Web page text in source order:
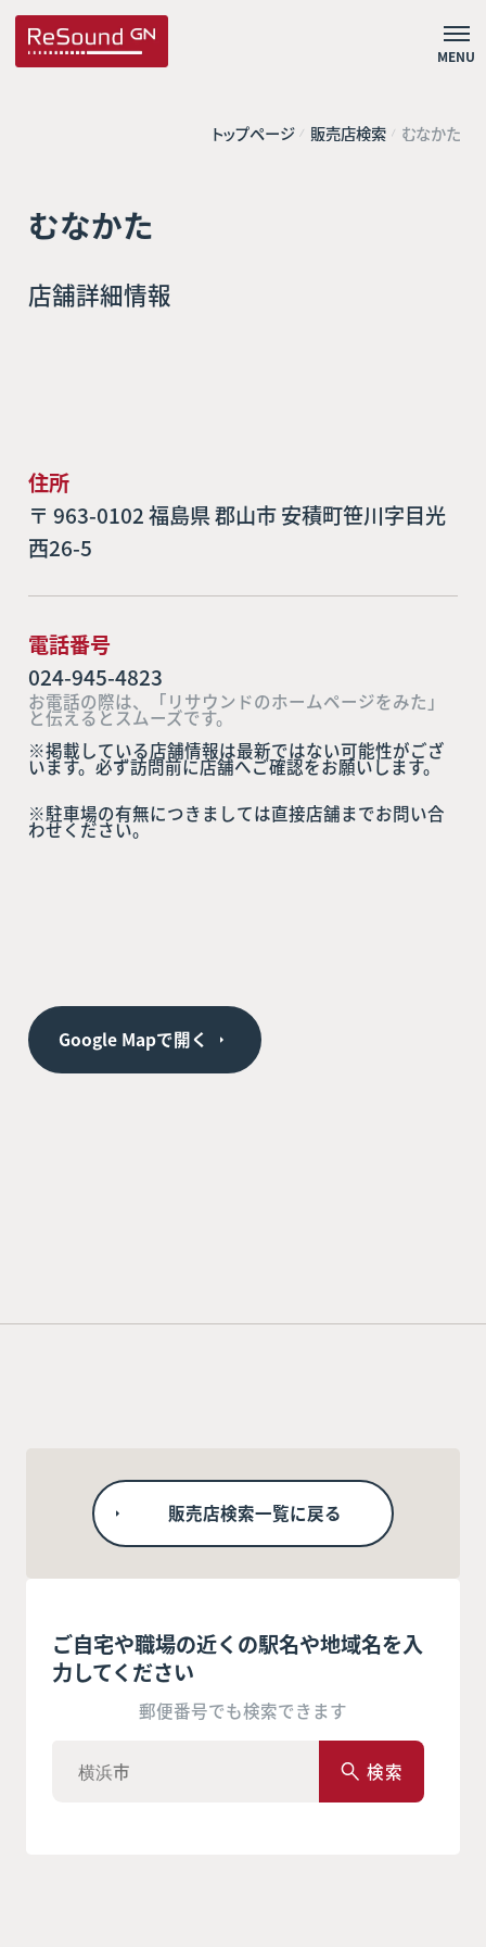
MENU
トップページ 販売店検索 むなかた
むなかた
店舗詳細情報
住所
〒 963-0102 福島県 郡山市 安積町笹川字目光
西26-5
電話番号
024-945-4823
お電話の際は、「リサウンドのホームページをみた」
と伝えるとスムーズです。
※掲載している店舗情報は最新ではない可能性がござ
います。必ず訪問前に店舗へご確認をお願いします。
※駐車場の有無につきましては直接店舗までお問い合
わせください。
Google Mapで開く
販売店検索一覧に戻る
ご自宅や職場の近くの駅名や地域名を入
力してください
郵便番号でも検索できます
検索